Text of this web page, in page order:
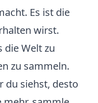
Es ist die
wirst.
die Welt zu
zu sammeln.
du siehst, desto